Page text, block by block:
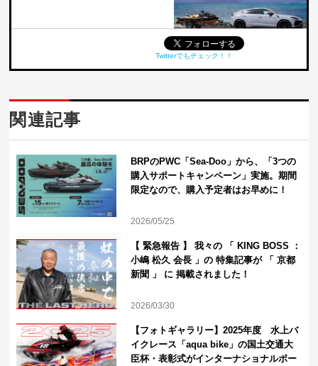
Twitterでもチェック！！
関連記事
BRPのPWC「Sea-Doo」から、「3つの
購入サポートキャンペーン」実施。期間
限定なので、購入予定者はお早めに！
2026/05/25
【 緊急報告 】 我々の 「 KING BOSS ：
小嶋 松久 会長 」の 特集記事が 「 京都
新聞 」 に 掲載されました！
2026/03/30
【フォトギャラリー】2025年度 水上バ
イクレース「aqua bike」の国土交通大
臣杯・表彰式がインターナショナルボー